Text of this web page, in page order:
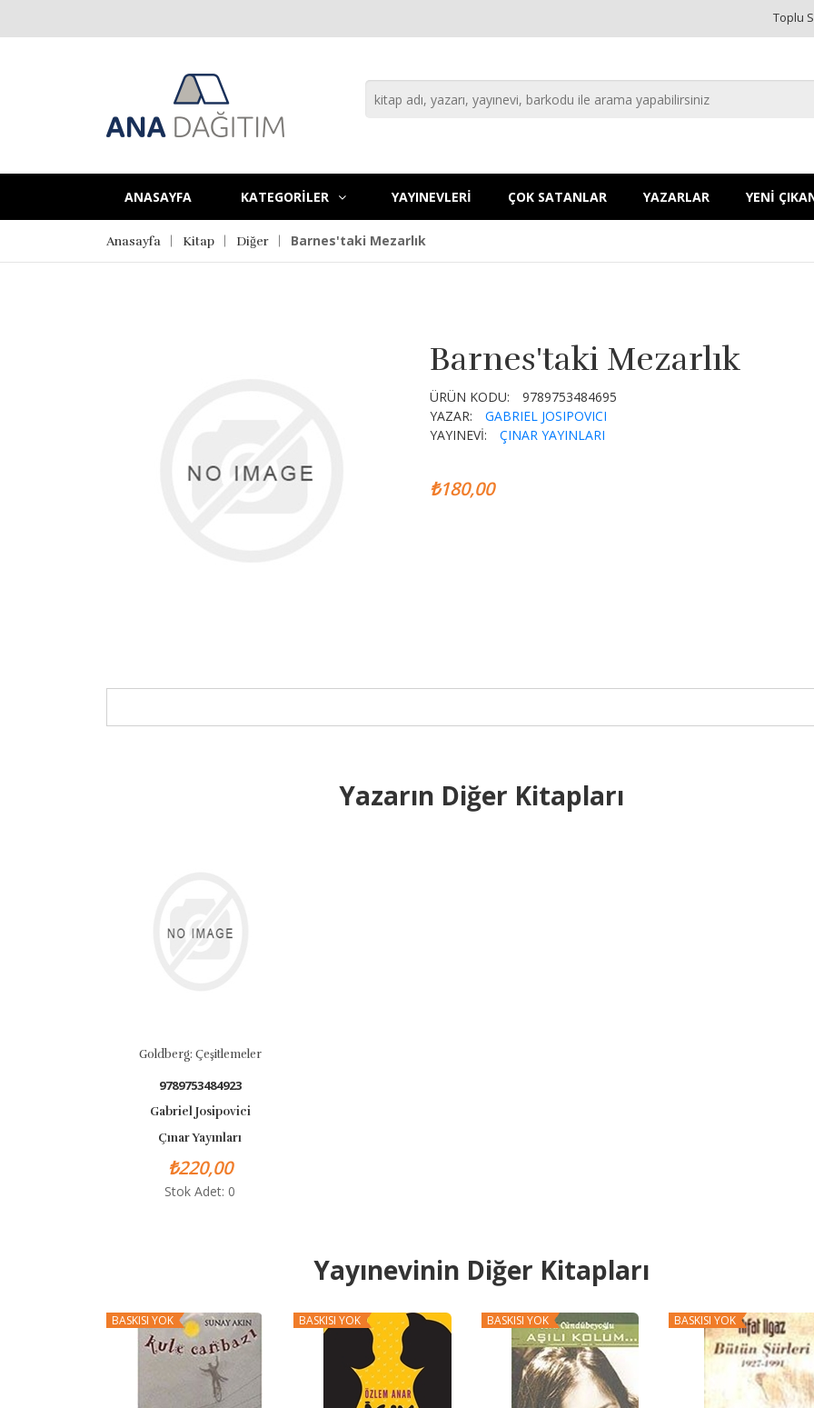
Toplu
ANASAYFA KATEGORİLER YAYINEVLERİ ÇOK SATANLAR YAZARLAR YENİ
Anasayfa Kitap Diğer Barnes'taki Mezarlık
Barnes'taki Mezarlık
ÜRÜN KODU:
9789753484695
YAZAR:
GABRIEL JOSIPOVICI
YAYINEVİ:
ÇINAR YAYINLARI
₺180,00
Yazarın Diğer Kitapları
Goldberg: Çeşitlemeler
9789753484923
Gabriel Josipovici
Çınar Yayınları
₺220,00
Stok Adet: 0
Yayınevinin Diğer Kitapları
BASKISI YOK BASKISI YOK BASKISI YOK BASKISI YOK